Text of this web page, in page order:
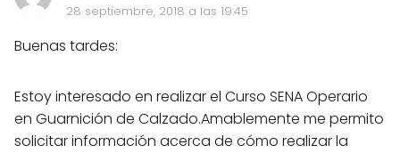
28 septiembre, 2018 a las 19:45
Buenas tardes:
Estoy interesado en realizar el Curso SENA Operario
en Guarnición de Calzado.Amablemente me permito
solicitar información acerca de cómo realizar la